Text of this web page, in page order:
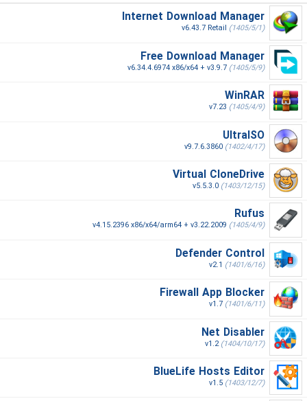
Internet Download Manager
v6.43.7 Retail (1405/5/1)
Free Download Manager
v6.34.4.6974 x86/x64 + v3.9.7 (1405/5/9)
WinRAR
v7.23 (1405/4/9)
UltraISO
v9.7.6.3860 (1402/4/17)
Virtual CloneDrive
v5.5.3.0 (1403/12/15)
Rufus
v4.15.2396 x86/x64/arm64 + v3.22.2009 (1405/4/9)
Defender Control
v2.1 (1401/6/16)
Firewall App Blocker
v1.7 (1401/6/11)
Net Disabler
v1.2(1404/10/17)
BlueLife Hosts Editor
v1.5 (1403/12/7)